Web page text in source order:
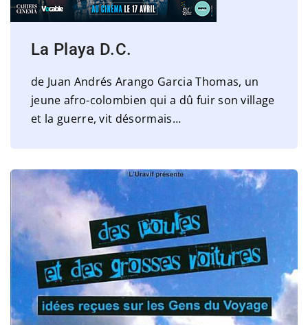
La Playa D.C.
de Juan Andrés Arango Garcia Thomas, un
jeune afro-colombien qui a dû fuir son village
et la guerre, vit désormais…